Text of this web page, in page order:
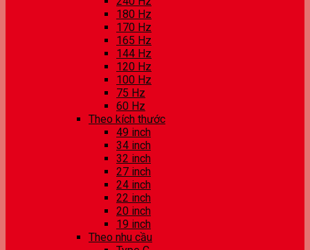
180 Hz
170 Hz
165 Hz
144 Hz
120 Hz
100 Hz
75 Hz
60 Hz
Theo kích thước
49 inch
34 inch
32 inch
27 inch
24 inch
22 inch
20 inch
19 inch
Theo nhu cầu